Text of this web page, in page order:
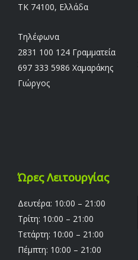
TK 74100, Ελλάδα
Τηλέφωνα
2831 100 124 Γραμματεία
697 333 5986 Χαμαράκης
Γιώργος
Ώρες Λειτουργίας
Δευτέρα: 10:00 – 21:00
Τρίτη: 10:00 – 21:00
Τετάρτη: 10:00 – 21:00
Πέμπτη: 10:00 – 21:00